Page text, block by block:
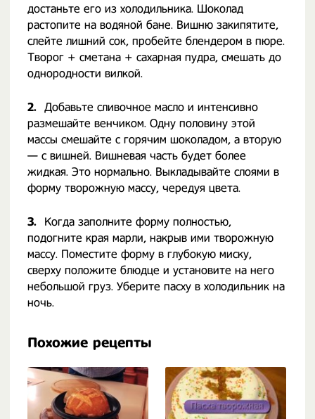
достаньте его из холодильника. Шоколад
растопите на водяной бане. Вишню закипятите,
слейте лишний сок, пробейте блендером в пюре.
Творог + сметана + сахарная пудра, смешать до
однородности вилкой.
2. Добавьте сливочное масло и интенсивно
размешайте венчиком. Одну половину этой
массы смешайте с горячим шоколадом, а вторую
— с вишней. Вишневая часть будет более
жидкая. Это нормально. Выкладывайте слоями в
форму творожную массу, чередуя цвета.
3.
Когда заполните форму полностью,
подогните края марли, накрыв ими творожную
массу. Поместите форму в глубокую миску,
сверху положите блюдце и установите на него
небольшой груз. Уберите пасху в холодильник на
ночь.
Похожие рецепты